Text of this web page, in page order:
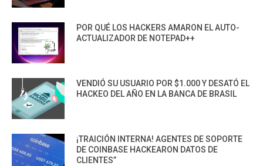
POR QUÉ LOS HACKERS AMARON EL AUTO-
ACTUALIZADOR DE NOTEPAD++
VENDIÓ SU USUARIO POR $1.000 Y DESATÓ EL
HACKEO DEL AÑO EN LA BANCA DE BRASIL
¡TRAICIÓN INTERNA! AGENTES DE SOPORTE
DE COINBASE HACKEARON DATOS DE
CLIENTES”